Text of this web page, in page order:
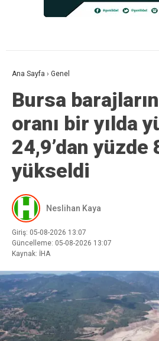
Ana Sayfa › Genel
Bursa
oranı bir yılda
24,9’dan yüzde
yükseldi
Neslihan Kaya
Giriş: 05-08-2026 13:07
Güncelleme: 05-08-2026 13:07
Kaynak: İHA